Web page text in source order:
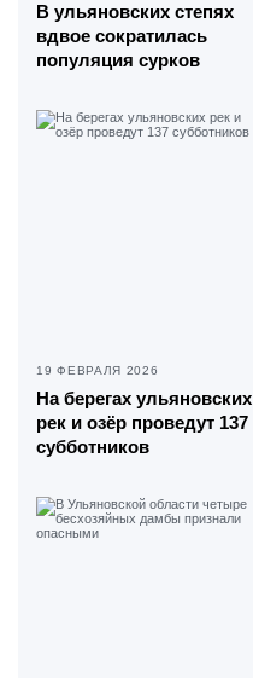
В ульяновских степях
вдвое сократилась
популяция сурков
19 ФЕВРАЛЯ 2026
На берегах ульяновских
рек и озёр проведут 137
субботников